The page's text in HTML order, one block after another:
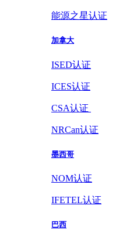
能源之星认证
加拿大
ISED认证
ICES认证
CSA认证
NRCan认证
墨西哥
NOM认证
IFETEL认证
巴西